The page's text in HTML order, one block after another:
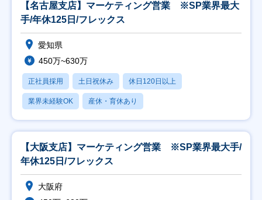
【名古屋支店】マーケティング営業 ※SP業界最大
手/年休125日/フレックス
愛知県
450万~630万
正社員採用 土日祝休み 休日120日以上
業界未経験OK 産休・育休あり
【大阪支店】マーケティング営業 ※SP業界最大手/
年休125日/フレックス
大阪府